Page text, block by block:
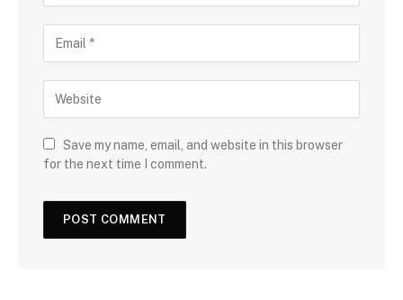
Save my name, email, and website in this browser
for the next time I comment.